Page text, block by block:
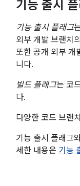
기능 출시
기능 출시 플래그
외부 개발 브랜치
또한 공개 외부 개
니다.
빌드 플래그는 코
다.
다양한 코드 브랜
기능 출시 플래그
세한 내용은 기능